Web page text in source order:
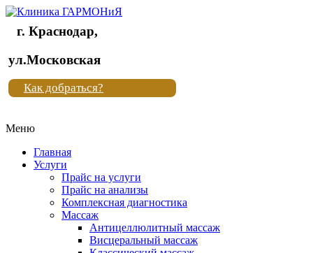
Клиника
"Новая
жизнь"
Клиника
жизнь"
г. Краснодар,
ул.Московская
Как добраться?
Меню
Главная
Услуги
Прайс на услуги
Прайс на анализы
Комплексная диагностика
Массаж
Антицеллюлитный массаж
Висцеральный массаж